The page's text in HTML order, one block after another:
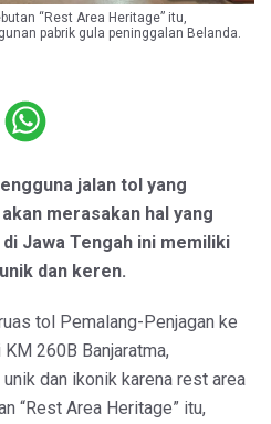
“Rest Area Heritage” itu,
pabrik gula peninggalan Belanda.
jalan tol yang
merasakan hal yang
Jawa Tengah ini memiliki
dan keren.
tol Pemalang-Penjagan ke
260B Banjaratma,
dan ikonik karena rest area
“Rest Area Heritage” itu,